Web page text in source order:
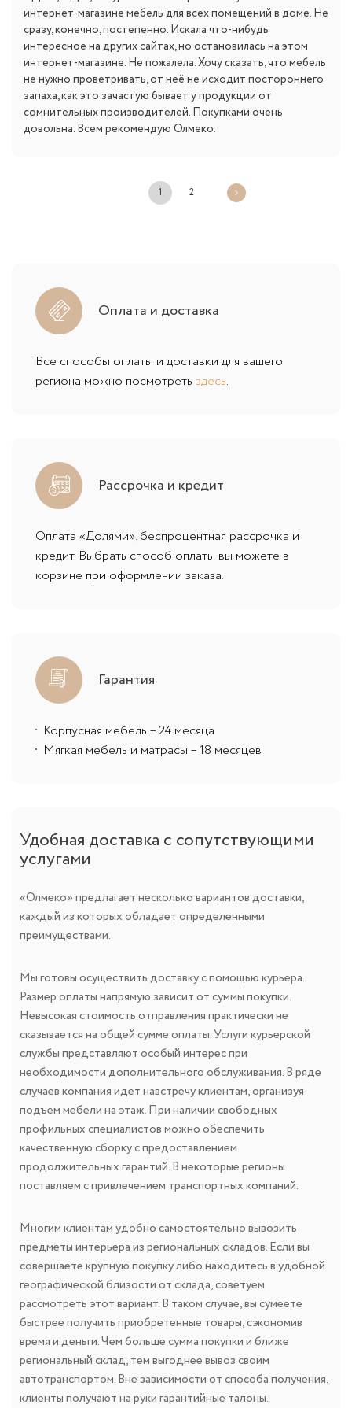
интернет-магазине мебель для всех помещений в доме. Не
сразу, конечно, постепенно. Искала что-нибудь
интересное на других сайтах, но остановилась на этом
интернет-магазине. Не пожалела. Хочу сказать, что мебель
не нужно проветривать, от неё не исходит постороннего
запаха, как это зачастую бывает у продукции от
сомнительных производителей. Покупками очень
довольна. Всем рекомендую Олмеко.
1 2
Оплата и доставка
Все способы оплаты и доставки для вашего
региона можно посмотреть здесь.
Рассрочка и кредит
Оплата «Долями», беспроцентная рассрочка и
кредит. Выбрать способ оплаты вы можете в
корзине при оформлении заказа.
Гарантия
Корпусная мебель – 24 месяца
Мягкая мебель и матрасы – 18 месяцев
Удобная доставка с сопутствующими
услугами
«Олмеко» предлагает несколько вариантов доставки,
каждый из которых обладает определенными
преимуществами.
Мы готовы осуществить доставку с помощью курьера.
Размер оплаты напрямую зависит от суммы покупки.
Невысокая стоимость отправления практически не
сказывается на общей сумме оплаты. Услуги курьерской
службы представляют особый интерес при
необходимости дополнительного обслуживания. В ряде
случаев компания идет навстречу клиентам, организуя
подъем мебели на этаж. При наличии свободных
профильных специалистов можно обеспечить
качественную сборку с предоставлением
продолжительных гарантий. В некоторые регионы
поставляем с привлечением транспортных компаний.
Многим клиентам удобно самостоятельно вывозить
предметы интерьера из региональных складов. Если вы
совершаете крупную покупку либо находитесь в удобной
географической близости от склада, советуем
рассмотреть этот вариант. В таком случае, вы сумеете
быстрее получить приобретенные товары, сэкономив
время и деньги. Чем больше сумма покупки и ближе
региональный склад, тем выгоднее вывоз своим
автотранспортом. Вне зависимости от способа получения,
клиенты получают на руки гарантийные талоны.